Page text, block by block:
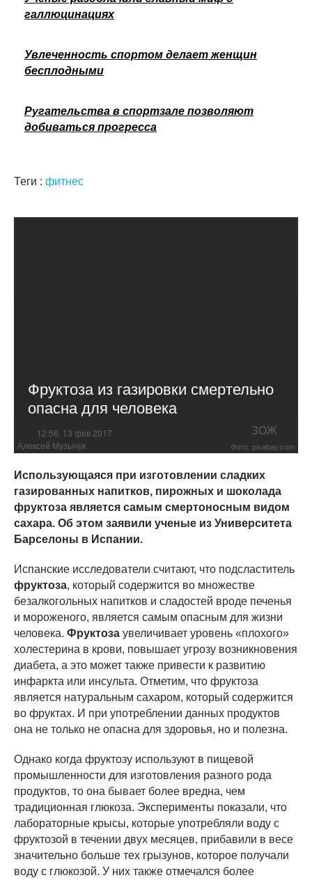
галлюцинациях
Увлеченность спортом делает женщин
бесплодными
Ругательства в спортзале позволяют
добиваться прогресса
Теги : фитнес
Фруктоза из газировки смертельно
опасна для человека
12:56, 13 фев 2017 ЗОЖ
Алексей Музычук Фото: pixabay.com
Использующаяся при изготовлении сладких
газированных напитков, пирожных и шоколада
фруктоза является самым смертоносным видом
сахара. Об этом заявили ученые из Университета
Барселоны в Испании.
Испанские исследователи считают, что подсластитель
фруктоза, который содержится во множестве
безалкогольных напитков и сладостей вроде печенья
и мороженого, является самым опасным для жизни
человека. Фруктоза увеличивает уровень «плохого»
холестерина в крови, повышает угрозу возникновения
диабета, а это может также привести к развитию
инфаркта или инсульта. Отметим, что фруктоза
является натуральным сахаром, который содержится
во фруктах. И при употреблении данных продуктов
она не только не опасна для здоровья, но и полезна.
Однако когда фруктозу используют в пищевой
промышленности для изготовления разного рода
продуктов, то она бывает более вредна, чем
традиционная глюкоза. Эксперименты показали, что
лабораторные крысы, которые употребляли воду с
фруктозой в течении двух месяцев, прибавили в весе
значительно больше тех грызунов, которое получали
воду с глюкозой. У них также отмечался более